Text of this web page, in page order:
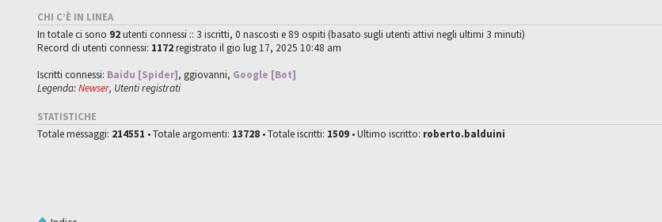
CHI C’È IN LINEA
In totale ci sono 92utenti connessi :: 3 iscritti, 0 nascosti e 89 ospiti (basato sugli utenti attivi negli ultimi 3 minuti)
Record di utenti connessi: 1172registrato il gio lug 17, 2025 10:48 am
Iscritti connessi: Baidu [Spider],ggiovanni, Google [Bot]
Legenda:Newser, Utenti registrati
STATISTICHE
Totale messaggi: 214551 • Totale argomenti: 13728 • Totale iscritti: 1509 • Ultimo iscritto: roberto.balduini